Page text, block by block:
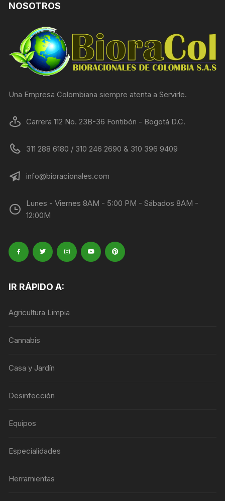
NOSOTROS
Una Empresa Colombiana siempre atenta a Servirle.
Carrera 112 No. 23B-36 Fontibón - Bogotá D.C.
311 288 6180 / 310 246 2690 & 310 396 9409
info@bioracionales.com
Lunes - Viernes 8AM - 5:00 PM - Sábados 8AM -
12:00M
IR RÁPIDO A:
Agricultura Limpia
Cannabis
Casa y Jardín
Desinfección
Equipos
Especialidades
Herramientas